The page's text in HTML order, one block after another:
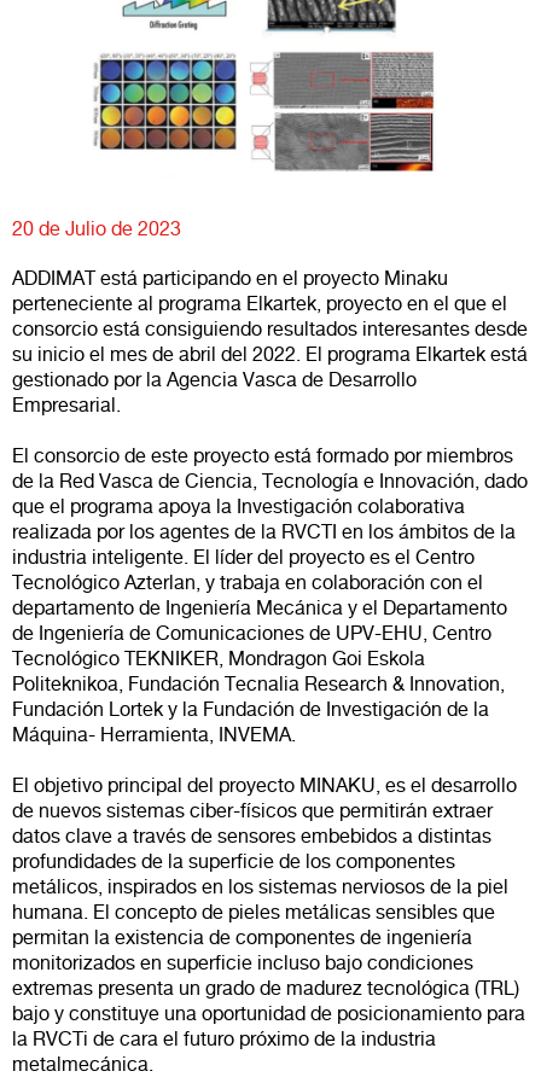
20 de Julio de 2023
ADDIMAT está participando en el proyecto Minaku
perteneciente al programa Elkartek, proyecto en el que el
consorcio está consiguiendo resultados interesantes desde
su inicio el mes de abril del 2022. El programa Elkartek está
gestionado por la Agencia Vasca de Desarrollo
Empresarial.
El consorcio de este proyecto está formado por miembros
de la Red Vasca de Ciencia, Tecnología e Innovación, dado
que el programa apoya la Investigación colaborativa
realizada por los agentes de la RVCTI en los ámbitos de la
industria inteligente. El líder del proyecto es el Centro
Tecnológico Azterlan, y trabaja en colaboración con el
departamento de Ingeniería Mecánica y el Departamento
de Ingeniería de Comunicaciones de UPV-EHU, Centro
Tecnológico TEKNIKER, Mondragon Goi Eskola
Politeknikoa, Fundación Tecnalia Research & Innovation,
Fundación Lortek y la Fundación de Investigación de la
Máquina- Herramienta, INVEMA.
El objetivo principal del proyecto MINAKU, es el desarrollo
de nuevos sistemas ciber-físicos que permitirán extraer
datos clave a través de sensores embebidos a distintas
profundidades de la superficie de los componentes
metálicos, inspirados en los sistemas nerviosos de la piel
humana. El concepto de pieles metálicas sensibles que
permitan la existencia de componentes de ingeniería
monitorizados en superficie incluso bajo condiciones
extremas presenta un grado de madurez tecnológica (TRL)
bajo y constituye una oportunidad de posicionamiento para
la RVCTi de cara el futuro próximo de la industria
metalmecánica.